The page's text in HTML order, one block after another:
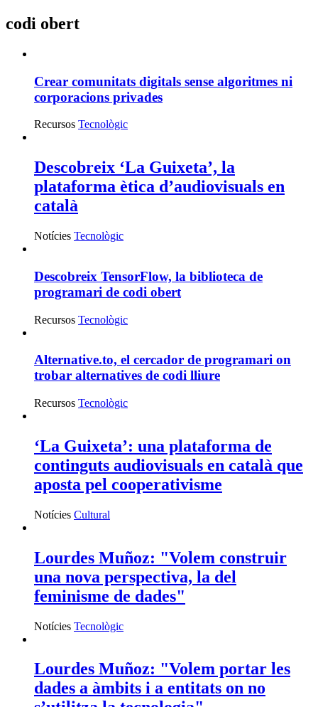
codi obert
Crear comunitats digitals sense algoritmes ni
corporacions privades
Recursos Tecnològic
Descobreix ‘La Guixeta’, la
plataforma ètica d’audiovisuals en
català
Notícies Tecnològic
Descobreix TensorFlow, la biblioteca de
programari de codi obert
Recursos Tecnològic
Alternative.to, el cercador de programari on
trobar alternatives de codi lliure
Recursos Tecnològic
‘La Guixeta’: una plataforma de
continguts audiovisuals en català que
aposta pel cooperativisme
Notícies Cultural
Lourdes Muñoz: "Volem construir
una nova perspectiva, la del
feminisme de dades"
Notícies Tecnològic
Lourdes Muñoz: "Volem portar les
dades a àmbits i a entitats on no